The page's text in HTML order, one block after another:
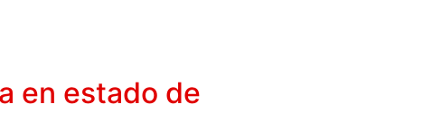
en estado de